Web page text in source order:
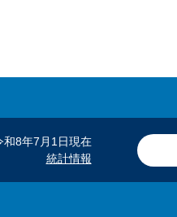
和8年7月1日現在
統計情報